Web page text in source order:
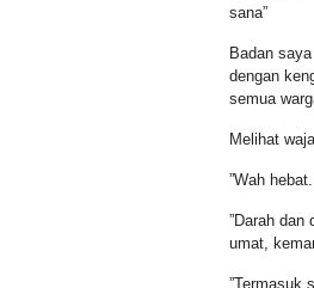
sana”
Badan
dengan
semua
Melihat
”Wah
”Darah dan
umat,
”Termasuk